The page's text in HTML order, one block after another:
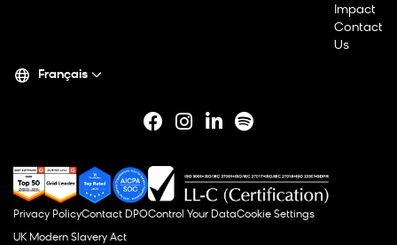
Impact
Contact
Us
Français
Privacy PolicyContact DPOControl Your DataCookie Settings
UK Modern Slavery Act